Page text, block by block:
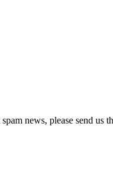
news, please send us